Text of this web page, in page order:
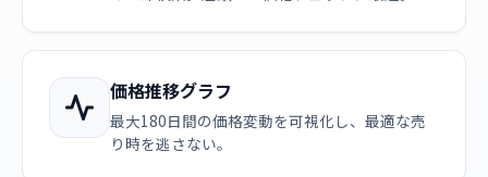
価格推移グラフ
最大180日間の価格変動を可視化し、最適な売
り時を逃さない。